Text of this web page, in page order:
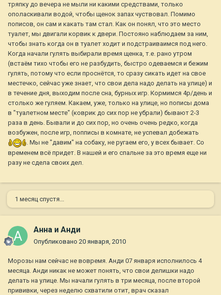
тряпку до вечера не мыли ни какими средствами, только
ополаскивали водой, чтобы щенок запах чуствовал. Помимо
пописов, он сам и какать там стал. Как он понял, что это место
туалет, мы двигали корвик к двери. Постояно наблюдаем за ним,
чтобы знать когда он в туалет ходит и подстраиваимся под него.
Когда начали гулять выбирали время щенка, т.е. рано утром
(встаём тихо чтобы его не разбудить, быстро одеваемся и бежим
гулять, потому что если проснётся, то сразу сикать идет на свое
местечко, сейчас уже знает, что свои дела надо делать на улице) и
в течение дня, выходим после сна, бурных игр. Кормимся 4р/день и
столько же гуляем. Какаем, уже, только на улице, но пописы дома
в "туалетном месте" (коврик до сих пор не убрали) бывают 2-3
раза в день. Бывали и до сих пор, но очень очень редко, когда
возбужен, после игр, попписы в комнате, не успевал добежать
. Мы не "давим" на собаку, не ругаем его, у всех бывает. Со
временем всё придет. В нашей и его спальне за это время еще ни
разу не сдела своих дел.
1 месяц спустя...
Анна и Анди
Опубликовано 20 января, 2010
Морозы нам сейчас не вовремя. Анди 07 января исполнилось 4
месяца. Анди никак не может понять, что свои делишки надо
делать на улице. Мы начали гулять в три месяца, после второй
прививки, через неделю схватили отит, врач сказал